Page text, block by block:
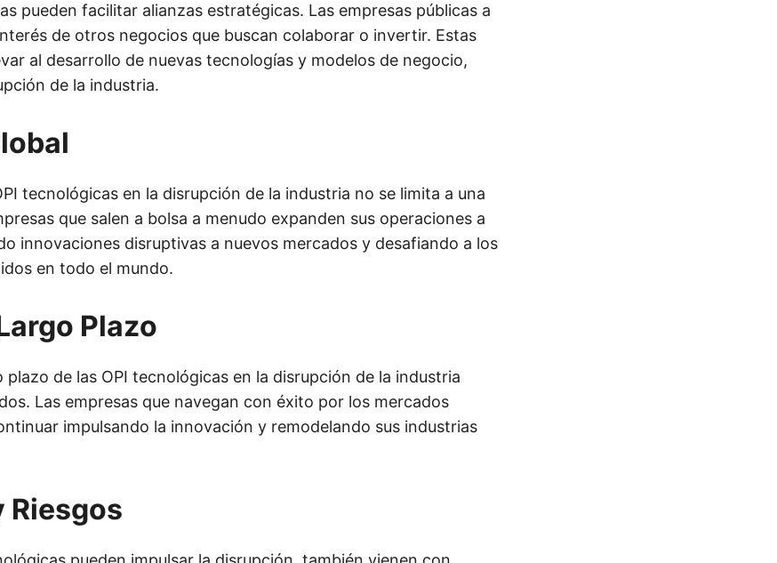
pueden facilitar alianzas estratégicas. Las empresas públicas a
de otros negocios que buscan colaborar o invertir. Estas
al desarrollo de nuevas tecnologías y modelos de negocio,
de la industria.
tecnológicas en la disrupción de la industria no se limita a una
que salen a bolsa a menudo expanden sus operaciones a
innovaciones disruptivas a nuevos mercados y desafiando a los
en todo el mundo.
Plazo
plazo de las OPI tecnológicas en la disrupción de la industria
Las empresas que navegan con éxito por los mercados
impulsando la innovación y remodelando sus industrias
Riesgos